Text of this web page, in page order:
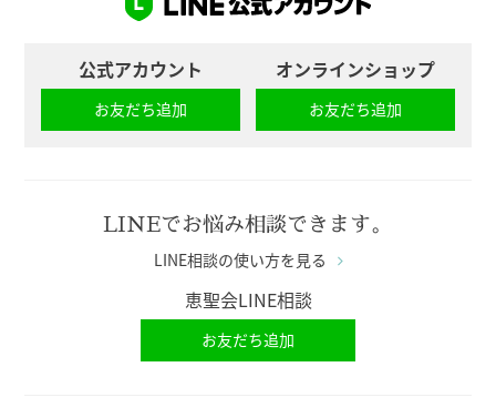
公式アカウント
お友だち追加
オンラインショップ
お友だち追加
LINEでお悩み相談できます。
LINE相談の使い方を見る
恵聖会LINE相談
お友だち追加